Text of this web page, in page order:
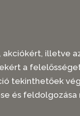
illetve
a
tekinthetőek
és